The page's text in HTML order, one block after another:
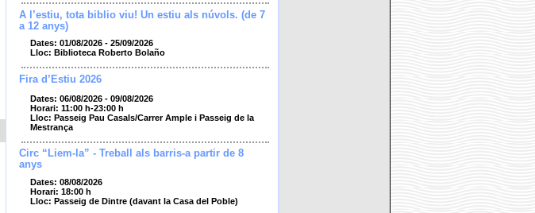
A l’estiu, tota biblio viu! Un estiu als núvols. (de 7
a 12 anys)
Dates: 01/08/2026 - 25/09/2026
Lloc: Biblioteca Roberto Bolaño
Fira d’Estiu 2026
Dates: 06/08/2026 - 09/08/2026
Horari: 11:00 h-23:00 h
Lloc: Passeig Pau Casals/Carrer Ample i Passeig de la
Mestrança
Circ “Liem-la” - Treball als barris-a partir de 8
anys
Dates: 08/08/2026
Horari: 18:00 h
Lloc: Passeig de Dintre (davant la Casa del Poble)